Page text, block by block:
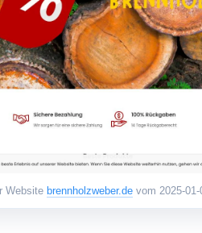
Website brennholzweber.de vom 2025-